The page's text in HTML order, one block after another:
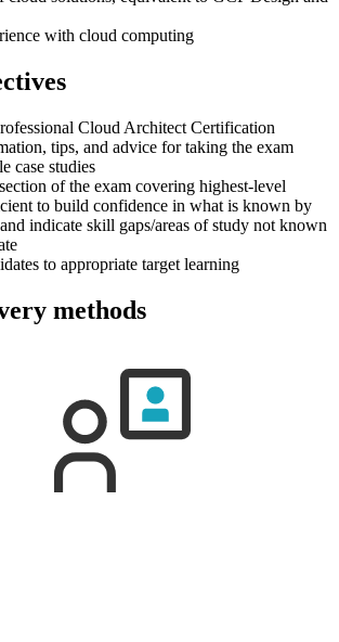
with cloud computing
Cloud Architect Certification
tips, and advice for taking the exam
case studies
of the exam covering highest-level
to build confidence in what is known by
indicate skill gaps/areas of study not known
to appropriate target learning
methods